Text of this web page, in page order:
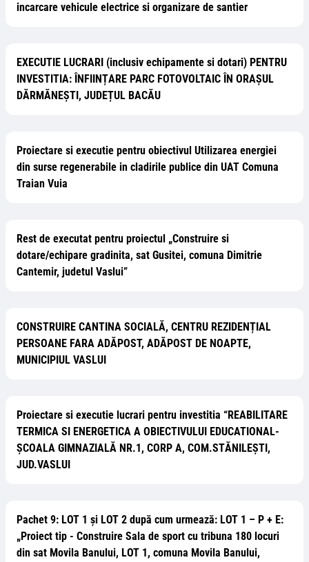
incarcare vehicule electrice si organizare de santier
EXECUTIE LUCRARI (inclusiv echipamente si dotari) PENTRU
INVESTITIA: ÎNFIINȚARE PARC FOTOVOLTAIC ÎN ORAȘUL
DĂRMĂNEȘTI, JUDEȚUL BACĂU
Proiectare si executie pentru obiectivul Utilizarea energiei
din surse regenerabile in cladirile publice din UAT Comuna
Traian Vuia
Rest de executat pentru proiectul „Construire si
dotare/echipare gradinita, sat Gusitei, comuna Dimitrie
Cantemir, judetul Vaslui”
CONSTRUIRE CANTINA SOCIALĂ, CENTRU REZIDENȚIAL
PERSOANE FARA ADĂPOST, ADĂPOST DE NOAPTE,
MUNICIPIUL VASLUI
Proiectare si executie lucrari pentru investitia “REABILITARE
TERMICA SI ENERGETICA A OBIECTIVULUI EDUCATIONAL-
ȘCOALA GIMNAZIALĂ NR.1, CORP A, COM.STĂNILEȘTI,
JUD.VASLUI
Pachet 9: LOT 1 și LOT 2 după cum urmează: LOT 1 – P + E:
„Proiect tip - Construire Sala de sport cu tribuna 180 locuri
din sat Movila Banului, LOT 1, comuna Movila Banului,